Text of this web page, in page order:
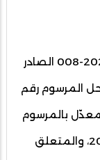
- مشروع مرسوم يعدّل المرسوم رقم 2026-008 الصادر
ويحل محل المرسوم رقم
بتاريخ 22 مايو 2012، المعدّل بالمرسوم
رقم 2014-067 الصادر بتاريخ 27 مايو 2014، والمتعلق